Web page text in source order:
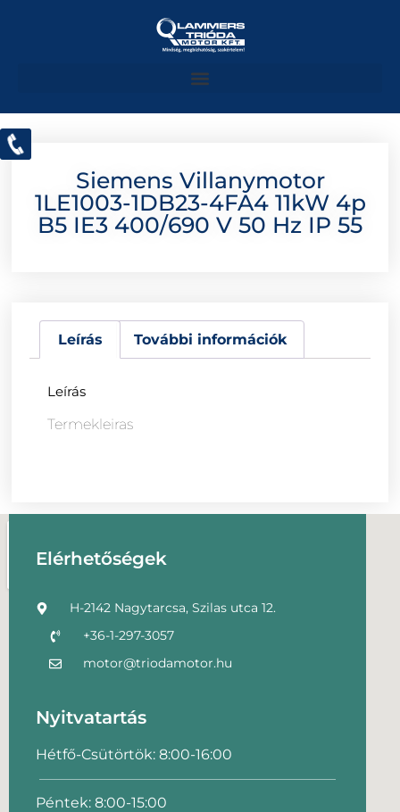
Siemens Villanymotor
1LE1003-1DB23-4FA4 11kW 4p
B5 IE3 400/690 V 50 Hz IP 55
Leírás További információk
Leírás
Termekleiras
Elérhetőségek
H-2142 Nagytarcsa, Szilas utca 12.
+36-1-297-3057
motor@triodamotor.hu
Nyitvatartás
Hétfő-Csütörtök: 8:00-16:00
Péntek: 8:00-15:00